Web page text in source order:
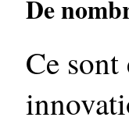
De
Ce